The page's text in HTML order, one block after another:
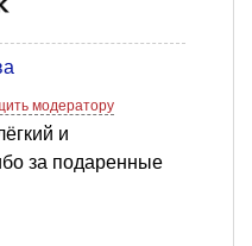
модератору
и
за подаренные